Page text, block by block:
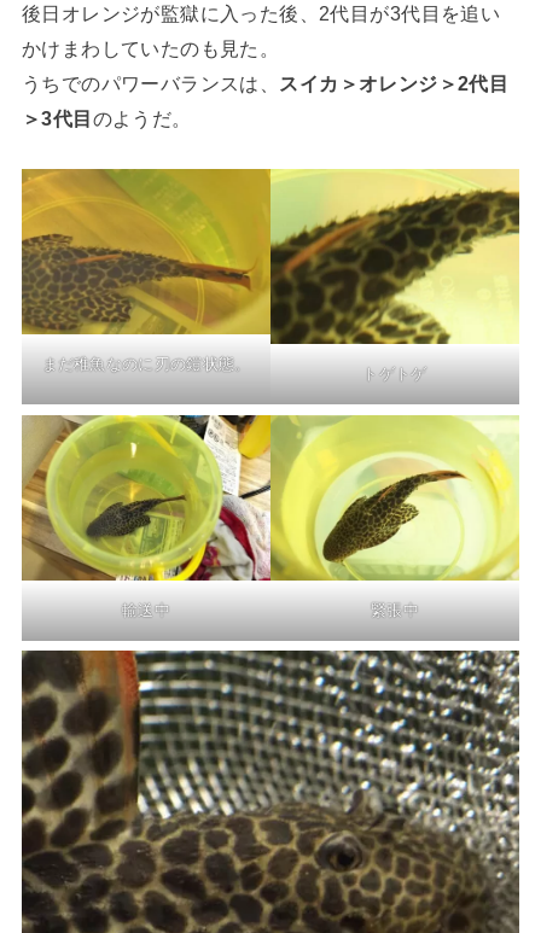
後日オレンジが監獄に入った後、2代目が3代目を追い
かけまわしていたのも見た。
うちでのパワーバランスは、 スイカ＞オレンジ＞2代目
＞3代目 のようだ。
まだ稚魚なのに刃の鎧状態。
トゲトゲ
輸送中 緊張中